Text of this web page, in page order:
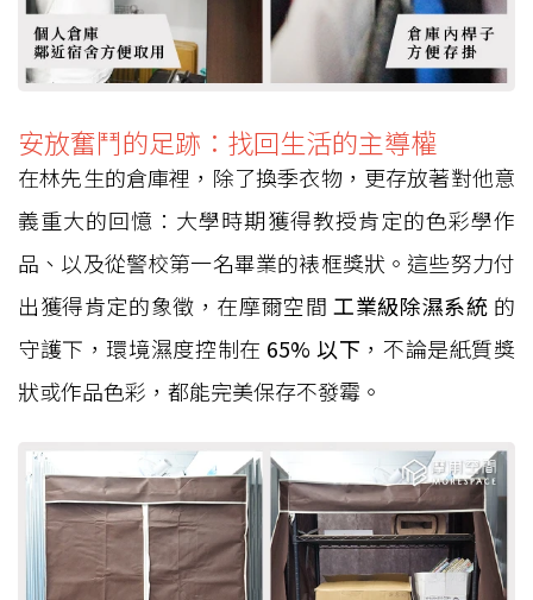
安放奮鬥的足跡：找回生活的主導權
在林先生的倉庫裡，除了換季衣物，更存放著對他意
義重大的回憶：大學時期獲得教授肯定的色彩學作
品、以及從警校第一名畢業的裱框獎狀。這些努力付
出獲得肯定的象徵，在摩爾空間工業級除濕系統 的
守護下，環境濕度控制在 65% 以下 ，不論是紙質獎
狀或作品色彩，都能完美保存不發霉。